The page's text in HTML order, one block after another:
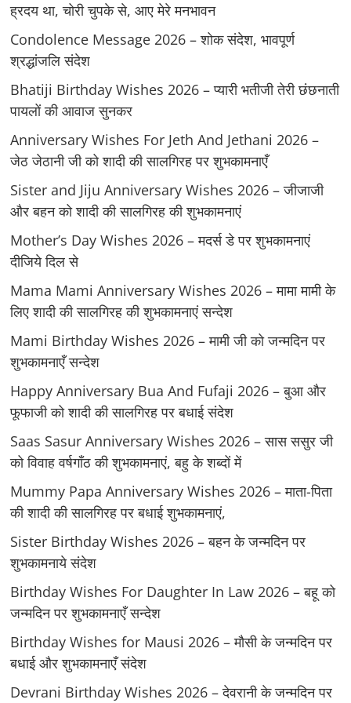
ह्रदय था, चोरी चुपके से, आए मेरे मनभावन
Condolence Message 2026 – शोक संदेश, भावपूर्ण
श्रद्धांजलि संदेश
Bhatiji Birthday Wishes 2026 – प्यारी भतीजी तेरी छंछनाती
पायलों की आवाज सुनकर
Anniversary Wishes For Jeth And Jethani 2026 –
जेठ जेठानी जी को शादी की सालगिरह पर शुभकामनाएँ
Sister and Jiju Anniversary Wishes 2026 – जीजाजी
और बहन को शादी की सालगिरह की शुभकामनाएं
Mother’s Day Wishes 2026 – मदर्स डे पर शुभकामनाएं
दीजिये दिल से
Mama Mami Anniversary Wishes 2026 – मामा मामी के
लिए शादी की सालगिरह की शुभकामनाएं सन्देश
Mami Birthday Wishes 2026 – मामी जी को जन्मदिन पर
शुभकामनाएँ सन्देश
Happy Anniversary Bua And Fufaji 2026 – बुआ और
फूफाजी को शादी की सालगिरह पर बधाई संदेश
Saas Sasur Anniversary Wishes 2026 – सास ससुर जी
को विवाह वर्षगाँठ की शुभकामनाएं, बहु के शब्दों में
Mummy Papa Anniversary Wishes 2026 – माता-पिता
की शादी की सालगिरह पर बधाई शुभकामनाएं,
Sister Birthday Wishes 2026 – बहन के जन्मदिन पर
शुभकामनाये संदेश
Birthday Wishes For Daughter In Law 2026 – बहू को
जन्मदिन पर शुभकामनाएँ सन्देश
Birthday Wishes for Mausi 2026 – मौसी के जन्मदिन पर
बधाई और शुभकामनाएँ संदेश
Devrani Birthday Wishes 2026 – देवरानी के जन्मदिन पर